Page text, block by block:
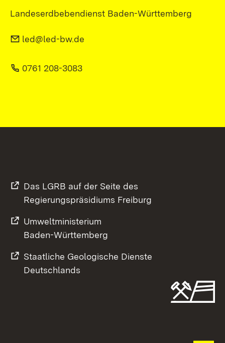
Landeserdbebendienst Baden-Württemberg
led@led-bw.de
0761 208-3083
Das LGRB auf der Seite des
Regierungspräsidiums Freiburg
Umweltministerium
Baden-Württemberg
Staatliche Geologische Dienste
Deutschlands